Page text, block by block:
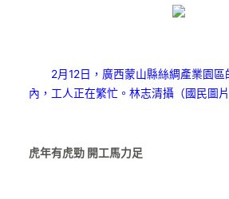
2月12日，廣西蒙山縣絲綢產業園區
內，工人正在繁忙。林志清攝（國民圖片
虎年有虎勁 開工馬力足